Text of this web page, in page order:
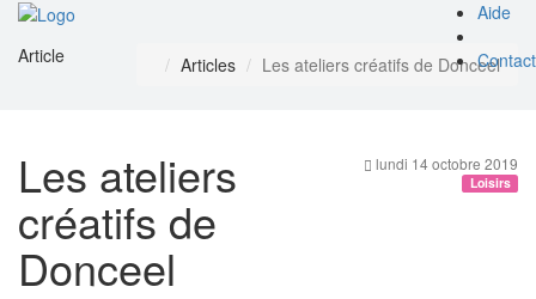
Aide
Contact
Article Articles Les ateliers créatifs de Donceel
lundi 14 octobre 2019
Loisirs
Les ateliers
créatifs de
Donceel